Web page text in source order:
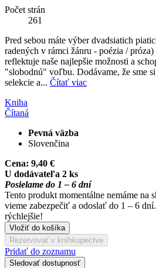
Počet strán
261
Pred sebou máte výber dvadsiatich
radených v rámci žánru - poézia /
reflektuje naše najlepšie možnosti a
"slobodnú" voľbu. Dodávame, že sme
selekcie a... Čítať viac
Kniha
Čítaná
Pevná väzba
Slovenčina
Cena: 9,40 €
U dodávateľa 2 ks
Posielame do 1 – 6 dní
Tento produkt momentálne nemáme na
vieme zabezpečiť a odoslať do 1 – 6
rýchlejšie!
Vložiť do košíka
Rezervovať v kníhkupectve
Pridať do zoznamu
Sledovať dostupnosť